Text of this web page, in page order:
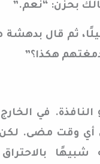
بحزن: “نعم.”
ثم قال بدهشة
هكذا؟”
في
أي وقت مضى.
شبيهًا